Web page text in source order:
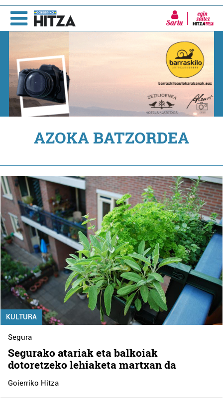
Sartu
AZOKA BATZORDEA
KULTURA
Segura
Segurako atariak eta balkoiak
dotoretzeko lehiaketa martxan da
Goierriko Hitza